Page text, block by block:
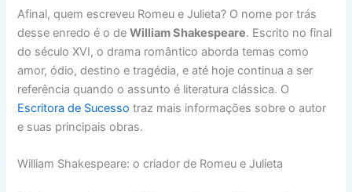
Afinal, quem escreveu Romeu e Julieta? O nome por trás
desse enredo é o deWilliam Shakespeare. Escrito no final
do século XVI, o drama romântico aborda temas como
amor, ódio, destino e tragédia, e até hoje continua a ser
referência quando o assunto é literatura clássica. O
Escritora de Sucesso traz mais informações sobre o autor
e suas principais obras.
William Shakespeare: o criador de Romeu e Julieta